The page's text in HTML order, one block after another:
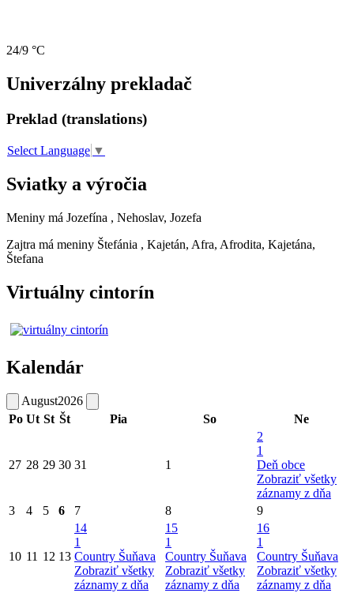
24/9 °C
Univerzálny prekladač
Preklad (translations)
Select Language ▼
Sviatky a výročia
Meniny má Jozefína , Nehoslav, Jozefa
Zajtra má meniny Štefánia , Kajetán, Afra, Afrodita, Kajetána,
Štefana
Virtuálny cintorín
Kalendár
August2026
Po Ut St Št Pia So Ne
27 28 29 30 31 1
2
1
Deň obce
Zobraziť všetky
záznamy z dňa
3
4 5 6 7 8 9
10 11 12 13
14
1
Country Šuňava
Zobraziť všetky
záznamy z dňa
15
1
Country Šuňava
Zobraziť všetky
záznamy z dňa
16
1
Country Šuňava
Zobraziť všetky
záznamy z dňa